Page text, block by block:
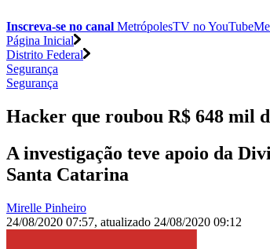
Inscreva-se no canal MetrópolesTV noYouTube
Página Inicial
Distrito Federal
Segurança
Segurança
Hacker que roubou R$ 648 mil
A investigação teve apoio da
Santa Catarina
Mirelle Pinheiro
24/08/2020 07:57, atualizado 24/08/2020 09:12